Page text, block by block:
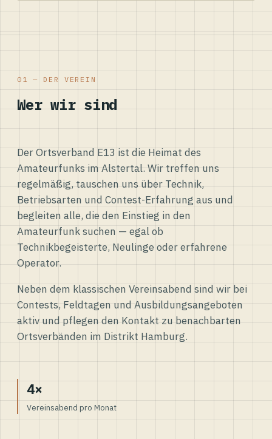
01 — DER VEREIN
Wer wir sind
Der Ortsverband E13 ist die Heimat des
Amateurfunks im Alstertal. Wir treffen uns
regelmäßig, tauschen uns über Technik,
Betriebsarten und Contest-Erfahrung aus und
begleiten alle, die den Einstieg in den
Amateurfunk suchen — egal ob
Technikbegeisterte, Neulinge oder erfahrene
Operator.
Neben dem klassischen Vereinsabend sind wir bei
Contests, Feldtagen und Ausbildungsangeboten
aktiv und pflegen den Kontakt zu benachbarten
Ortsverbänden im Distrikt Hamburg.
4×
Vereinsabend pro Monat